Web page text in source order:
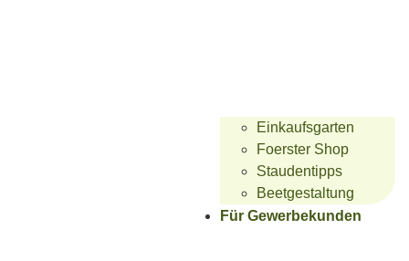
Einkaufsgarten
Foerster Shop
Staudentipps
Beetgestaltung
Für Gewerbekunden